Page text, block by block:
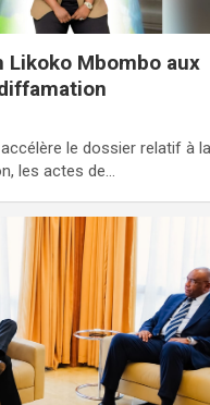
Likoko Mbombo aux
le dossier relatif à la
les actes de…